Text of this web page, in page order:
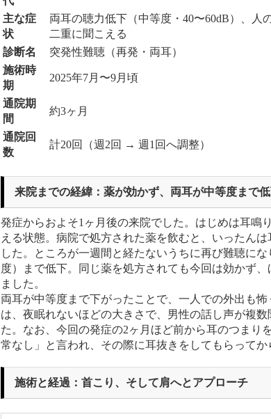
主な症
状
両耳の聴力低下（中等度・40〜60dB）、人
二重に聞こえる
診断名
突発性難聴（再発・両耳）
施術時
期
2025年7月〜9月頃
通院期
間
約3ヶ月
通院回
数
計20回（週2回 → 週1回へ調整）
来院までの経緯：薬が効かず、両耳が中等度まで
発症からおよそ1ヶ月後の来院でした。はじめは耳鳴
える状態。病院で処方された薬を飲むと、いったん
した。ところが一週間と経たないうちに再び難聴に
度）まで低下。同じ薬を処方されても今回は効かず
ました。
両耳が中等度まで下がったことで、一人での外出も
は、夜眠れないほどの大きさで、男性の話し声が複
た。なお、今回の発症の2ヶ月ほど前から耳のつまり
常なし」と言われ、その際に耳抜きをしてもらってか
施術と経過：首こり、そして肩へとアプローチ